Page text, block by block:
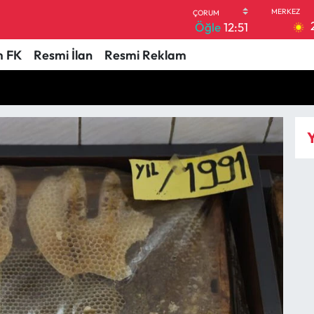
Öğle12:51
FK Resmi İlan Resmi Reklam